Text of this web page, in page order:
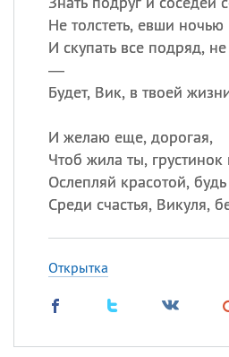
Не толстеть, евши
И скупать все подряд,
—
Будет, Вик, в твоей
И желаю еще, дорогая,
Чтоб жила ты, грустинок
Ослепляй красотой,
Среди счастья, Викуля,
Открытка